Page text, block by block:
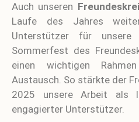
Auch unseren
Laufe des Jahres
Unterstützer für unsere
Sommerfest des
einen wichtigen
Austausch. So stärkte der
2025 unsere Arbeit als
engagierter Unterstützer.